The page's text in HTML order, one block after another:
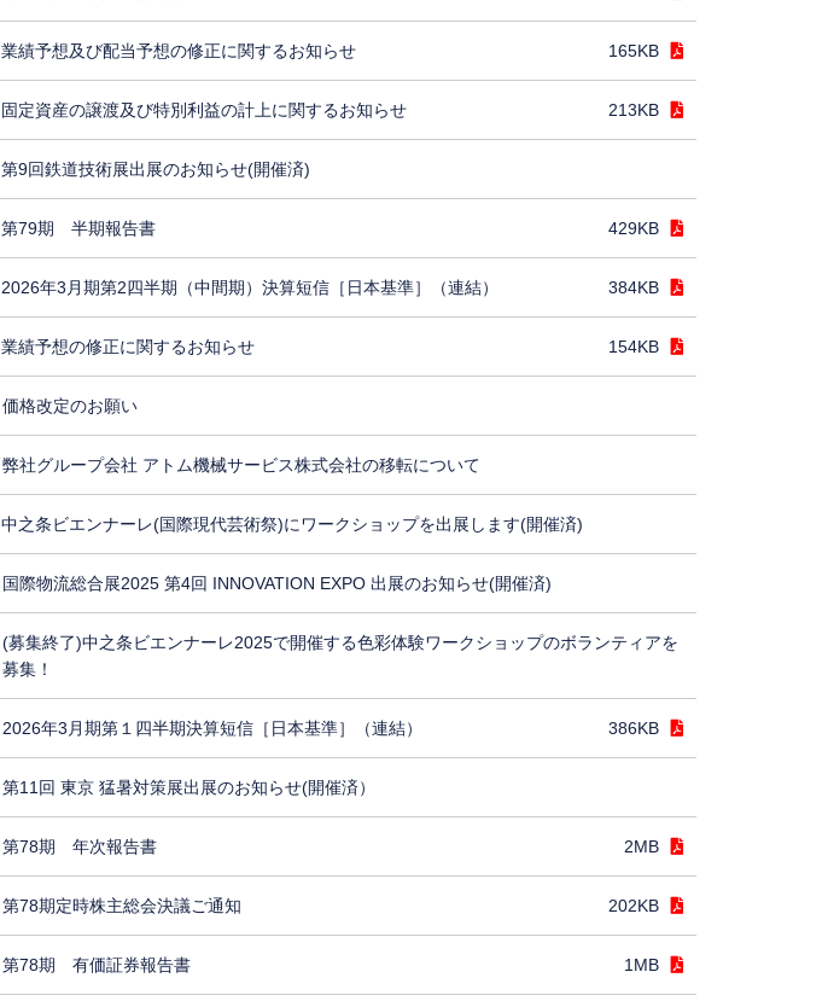
業績予想及び配当予想の修正に関するお知らせ 165KB
固定資産の譲渡及び特別利益の計上に関するお知らせ 213KB
第9回鉄道技術展出展のお知らせ(開催済)
第79期 半期報告書 429KB
2026年3月期第2四半期（中間期）決算短信［日本基準］（連結） 384KB
業績予想の修正に関するお知らせ 154KB
価格改定のお願い
弊社グループ会社 アトム機械サービス株式会社の移転について
中之条ビエンナーレ(国際現代芸術祭)にワークショップを出展します(開催済)
国際物流総合展2025 第4回 INNOVATION EXPO 出展のお知らせ(開催済)
(募集終了)中之条ビエンナーレ2025で開催する色彩体験ワークショップのボランティアを
募集！
2026年3月期第１四半期決算短信［日本基準］（連結） 386KB
第11回 東京 猛暑対策展出展のお知らせ(開催済）
第78期 年次報告書 2MB
第78期定時株主総会決議ご通知 202KB
第78期 有価証券報告書 1MB